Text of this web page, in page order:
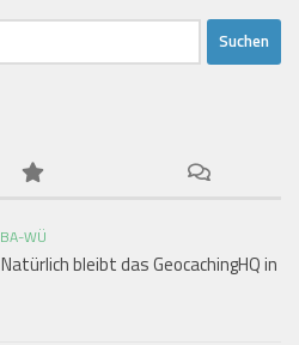
WÜ
bleibt das GeocachingHQ in